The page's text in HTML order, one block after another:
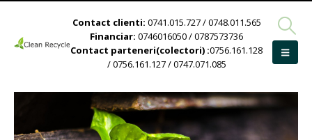
Contact clienti: 0741.015.727 / 0748.011.565
Financiar: 0746016050 / 0787573736
Contact parteneri(colectori) :0756.161.128
/ 0756.161.127 / 0747.071.085